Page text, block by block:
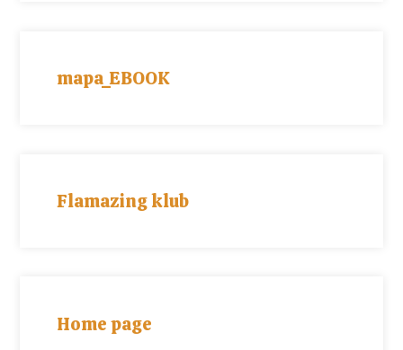
mapa_EBOOK
Flamazing klub
Home page